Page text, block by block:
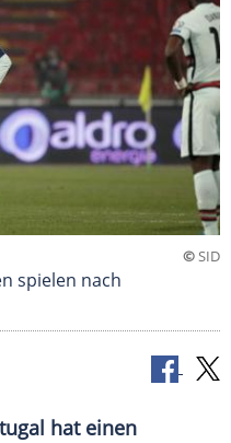
©SID
spielen nach
hat einen